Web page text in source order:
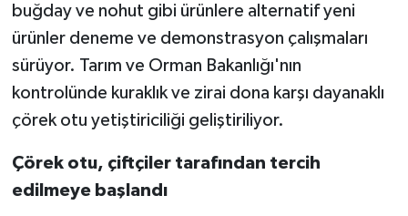
buğday ve nohut gibi ürünlere alternatif yeni
ürünler deneme ve demonstrasyon çalışmaları
sürüyor. Tarım ve Orman Bakanlığı'nın
kontrolünde kuraklık ve zirai dona karşı dayanaklı
çörek otu yetiştiriciliği geliştiriliyor.
Çörek otu, çiftçiler tarafından tercih
edilmeye başlandı